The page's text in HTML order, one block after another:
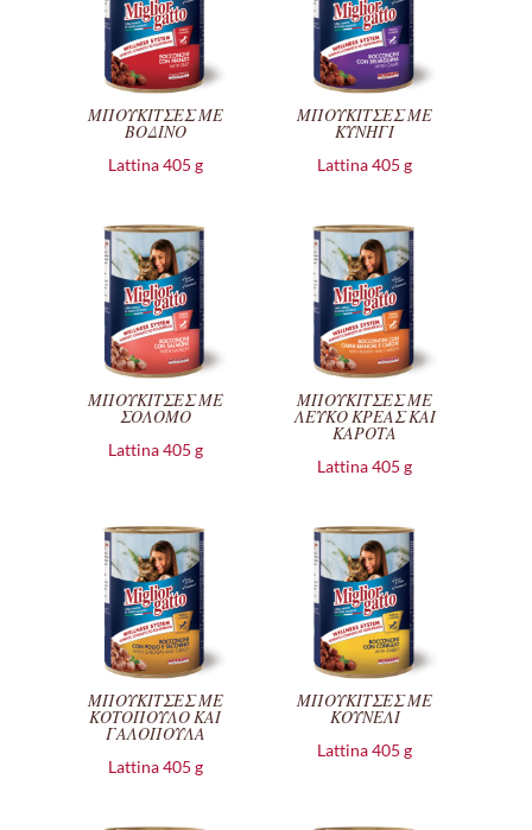
ΜΠΟΥΚΙΤΣΕΣ ΜΕ
ΒΟΔΙΝΟ
Lattina 405 g
ΜΠΟΥΚΙΤΣΕΣ ΜΕ
ΚΥΝΗΓΙ
Lattina 405 g
ΜΠΟΥΚΙΤΣΕΣ ΜΕ
ΣΟΛΟΜΟ
Lattina 405 g
ΜΠΟΥΚΙΤΣΕΣ ΜΕ
ΛΕΥΚΟ ΚΡΕΑΣ ΚΑΙ
ΚΑΡΟΤΑ
Lattina 405 g
ΜΠΟΥΚΙΤΣΕΣ ΜΕ
ΚΟΤΟΠΟΥΛΟ ΚΑΙ
ΓΑΛΟΠΟΥΛΑ
Lattina 405 g
ΜΠΟΥΚΙΤΣΕΣ ΜΕ
ΚΟΥΝΕΛΙ
Lattina 405 g